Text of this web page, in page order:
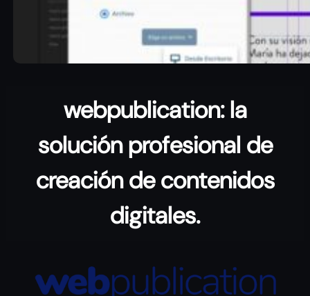
webpublication: la
solución profesional de
creación de contenidos
digitales.